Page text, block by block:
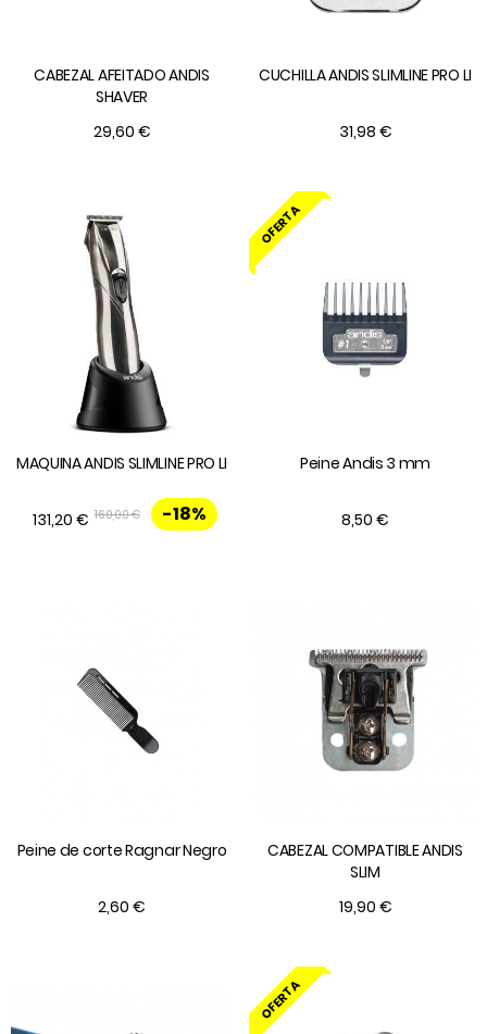
CABEZAL AFEITADO ANDIS
SHAVER
29,60 €
CUCHILLA ANDIS SLIMLINE PRO LI
31,98 €
MAQUINA ANDIS SLIMLINE PRO LI
131,20 € 160,00 € -18%
OFERTA
Peine Andis 3 mm
8,50 €
Peine de corte Ragnar Negro
2,60 €
CABEZAL COMPATIBLE ANDIS
SLIM
19,90 €
OFERTA